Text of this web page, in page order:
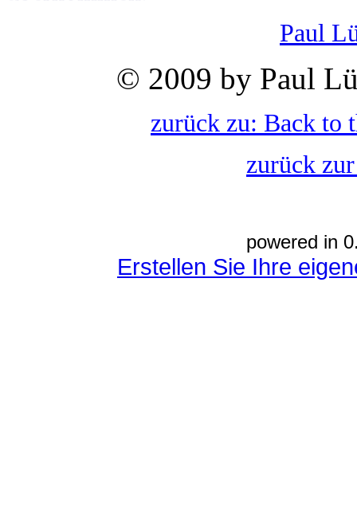
Paul
© 2009 by Paul
zurück zu: Back to
zurück
powered in
Erstellen Sie Ihre